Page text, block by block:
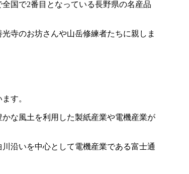
国で2番目となっている長野県の名産品
寺のお坊さんや山岳修練者たちに親しま
す。
な風土を利用した製紙産業や電機産業が
沿いを中心として電機産業である富士通